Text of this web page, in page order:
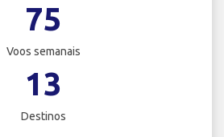
75
Voos semanais
13
Destinos